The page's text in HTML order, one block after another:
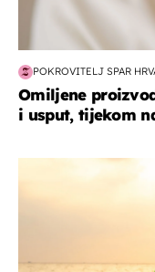
POKROVITELJ SPAR
Omiljene
i usput, tijekom